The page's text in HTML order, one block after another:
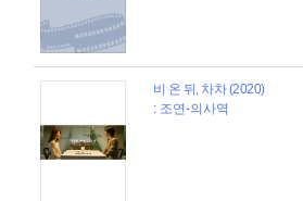
비 온 뒤, 차차 (2020)
: 조연-의사역